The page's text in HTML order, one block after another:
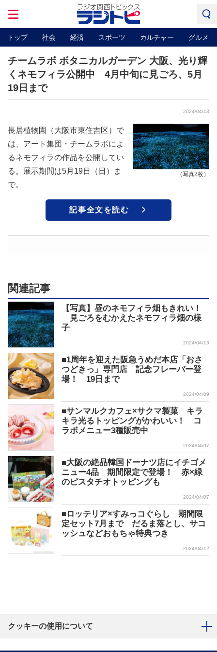
トップ 社会 経済 スポーツ カルチャー グルメ
チームラボ ボタニカルガーデン 大阪、光り輝
くネモフィラ公開中 4月中旬に見ごろ、5月
19日まで
2024/04/13
（写真2枚）
長居植物園（大阪市東住吉区）で
は、アート集団・チームラボによ
るネモフィラの作品を公開してい
る。展示期間は5月19日（日）ま
で。
記事全文を読む
関連記事
【写真】昼のネモフィラ畑もきれい！
見ごろをむかえたネモフィラ畑の様
子
2024/04/13
■1周年を迎えた阪急うめだ本店「おさ
つどきっ」専門店 記念フレーバー登
場！ 19日まで
2024/04/09
■サンマルクカフェ×サクマ製菓 キラ
キラ光るトッピングがかわいい！ コ
ラボメニュー3種販売中
2024/04/07
■大阪の絶品韓国ドーナツ店にイチゴメ
ニュー4品 期間限定で登場！ 赤×緑
のピスタチオトッピングも
2024/04/07
■ロッテリア×すみっコぐらし 期間限
定セット7月まで だるま落とし、サコ
ッシュなどおもちゃ特典つき
2024/04/12
クッキーの使用について